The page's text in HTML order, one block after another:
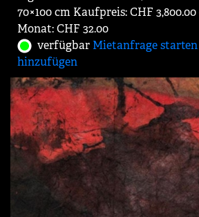
70×100 cm Kaufpreis: CHF
Monat: CHF 32.00
verfügbar Mietanfrage starten
hinzufügen